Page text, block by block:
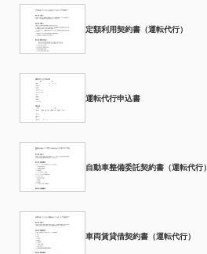
定額利用契約書（運転代行）
運転代行申込書
自動車整備委託契約書（運転代行）
車両賃貸借契約書（運転代行）